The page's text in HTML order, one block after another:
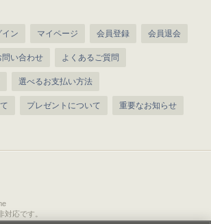
イン マイページ 会員登録 会員退会
問い合わせ よくあるご質問
選べるお支払い方法
プレゼントについて 重要なお知らせ
応です。